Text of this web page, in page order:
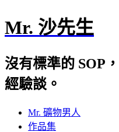
Mr. 沙先生
沒有標準的 SOP
經驗談。
Mr. 礦物男人
作品集